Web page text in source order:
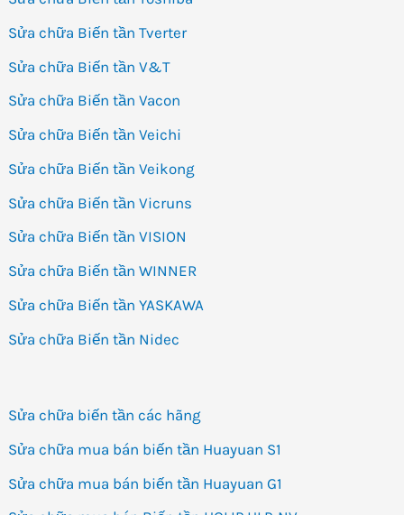
Sửa chữa Biến tần Tverter
Sửa chữa Biến tần V&T
Sửa chữa Biến tần Vacon
Sửa chữa Biến tần Veichi
Sửa chữa Biến tần Veikong
Sửa chữa Biến tần Vicruns
Sửa chữa Biến tần VISION
Sửa chữa Biến tần WINNER
Sửa chữa Biến tần YASKAWA
Sửa chữa Biến tần Nidec
Sửa chữa biến tần các hãng
Sửa chữa mua bán biến tần Huayuan S1
Sửa chữa mua bán biến tần Huayuan G1